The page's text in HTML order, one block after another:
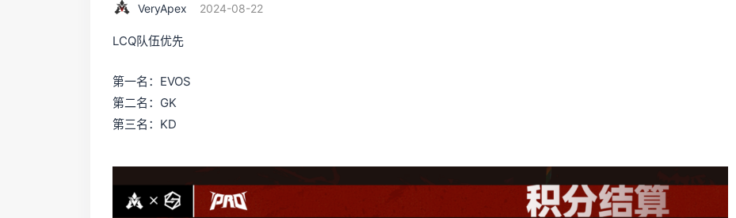
VeryApex 2024-08-22
LCQ队伍优先
第一名：EVOS
第二名：GK
第三名：KD